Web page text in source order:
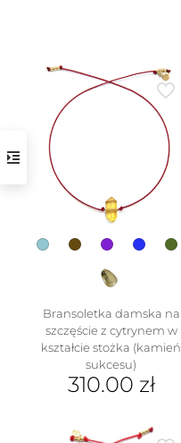
można
wybrać
Bransoletka damska na
szczęście z cytrynem w
kształcie stożka (kamień
sukcesu)
310.00 zł
produkt